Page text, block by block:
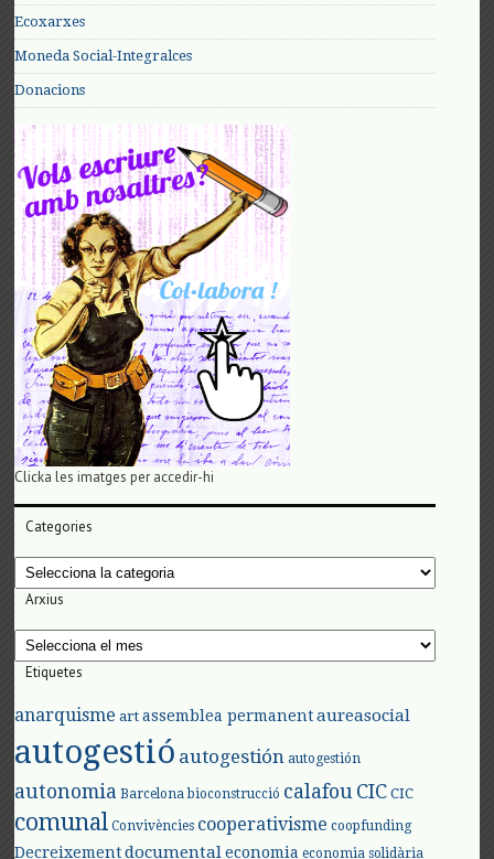
Ecoxarxes
Moneda Social-Integralces
Donacions
Clicka les imatges per accedir-hi
Categories
Categories
Arxius
Arxius
Etiquetes
anarquisme art assemblea permanent aureasocial
autogestió autogestión autogestión
autonomia Barcelona bioconstrucció calafouCIC CIC
comunal Convivències cooperativisme coopfunding
Decreixement documental economia economia solidària